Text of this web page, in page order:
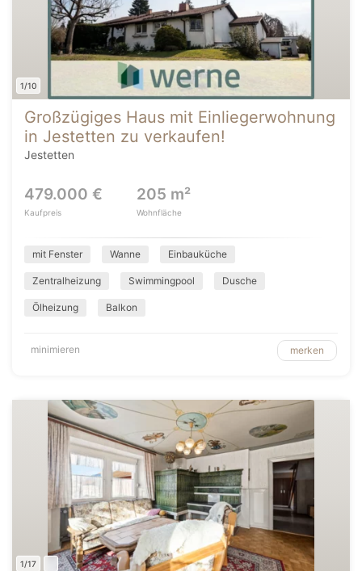
1/10
Großzügiges Haus mit Einliegerwohnung
in Jestetten zu verkaufen!
Jestetten
479.000 €
Kaufpreis
205 m²
Wohnfläche
mit Fenster Wanne Einbauküche
Zentralheizung Swimmingpool Dusche
Ölheizung Balkon
minimieren merken
1/17